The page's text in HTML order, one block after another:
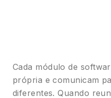
Cada módulo de
própria e comunicam
diferentes. Quando